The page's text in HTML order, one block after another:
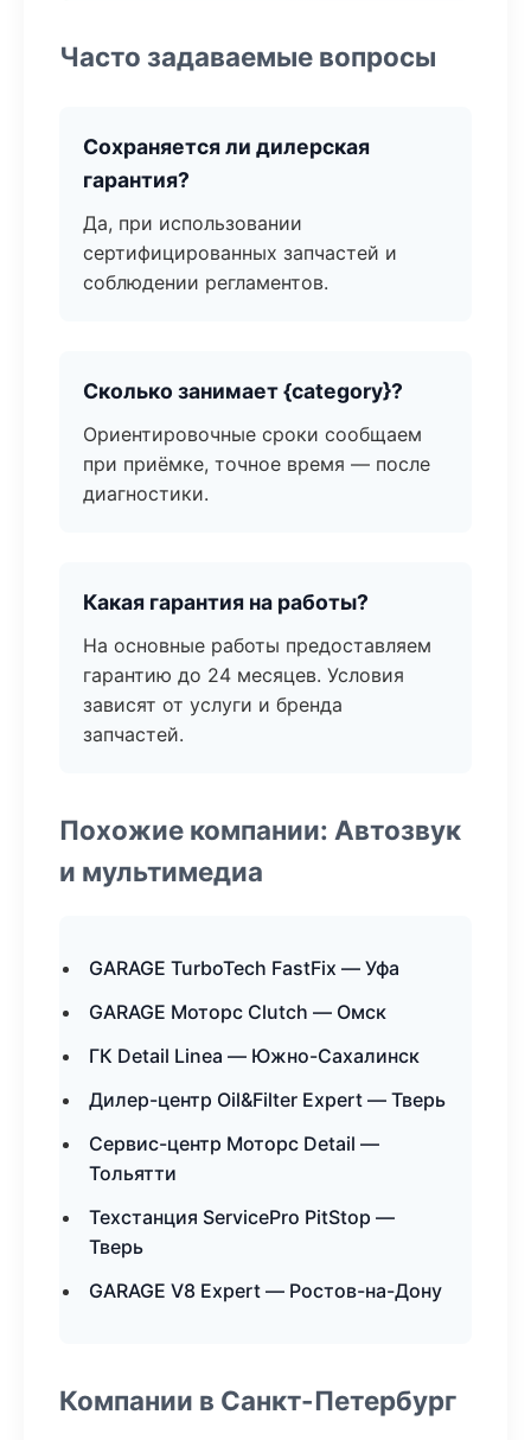
Часто задаваемые вопросы
Сохраняется ли дилерская
гарантия?
Да, при использовании
сертифицированных запчастей и
соблюдении регламентов.
Сколько занимает {category}?
Ориентировочные сроки сообщаем
при приёмке, точное время — после
диагностики.
Какая гарантия на работы?
На основные работы предоставляем
гарантию до 24 месяцев. Условия
зависят от услуги и бренда
запчастей.
Похожие компании: Автозвук
и мультимедиа
GARAGE TurboTech FastFix — Уфа
GARAGE Моторс Clutch — Омск
ГК Detail Linea — Южно-Сахалинск
Дилер-центр Oil&Filter Expert — Тверь
Сервис-центр Моторс Detail —
Тольятти
Техстанция ServicePro PitStop —
Тверь
GARAGE V8 Expert — Ростов-на-Дону
Компании в Санкт-Петербург